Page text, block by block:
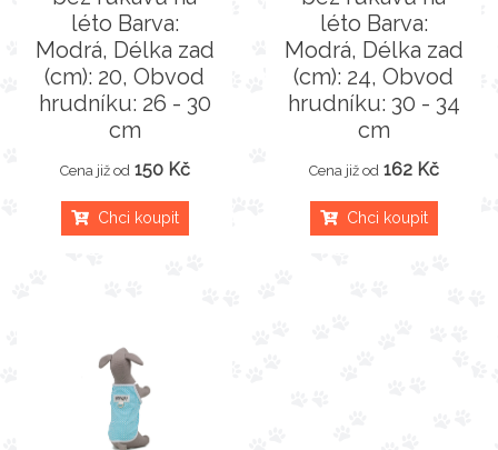
léto Barva:
Modrá, Délka zad
(cm): 20, Obvod
hrudníku: 26 - 30
cm
Cena již od 150 Kč
Chci koupit
léto Barva:
Modrá, Délka zad
(cm): 24, Obvod
hrudníku: 30 - 34
cm
Cena již od 162 Kč
Chci koupit